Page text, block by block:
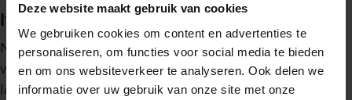
Deze website maakt gebruik van cookies
We gebruiken cookies om content en advertenties te
personaliseren, om functies voor social media te bieden
en om ons websiteverkeer te analyseren. Ook delen we
informatie over uw gebruik van onze site met onze
Impact maken
Na het traineeship ben ik als directieadviseur gaan
werken bij de dienst Bedrijfsvoering. Dat was heel
leerzaam. Je krijgt veel mee over wat er speelt